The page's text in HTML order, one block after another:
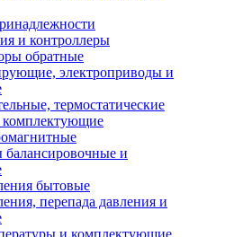
и контроллеры
обратные
электроприводы и
термостатические
комплектующие
и
бытовые
перепада давления и
и комплектующие